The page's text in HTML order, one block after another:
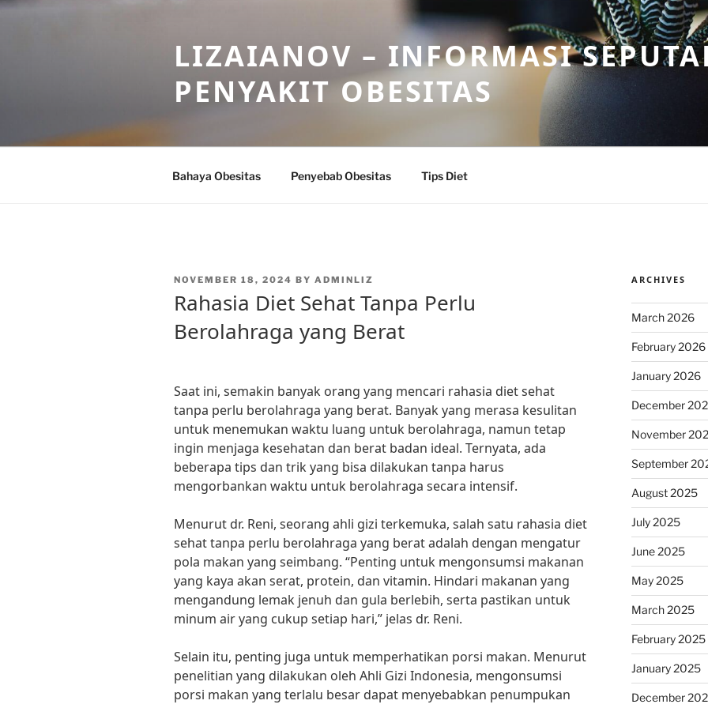
Skip
LIZAIANOV – INFORMASI
PENYAKIT OBESITAS
Bahaya Obesitas Penyebab Obesitas Tips Diet
POSTED
NOVEMBER 18, 2024 BY ADMINLIZ
Rahasia Diet Sehat Tanpa Perlu
Berolahraga yang Berat
Saat ini, semakin banyak orang yang mencari rahasia diet sehat
tanpa perlu berolahraga yang berat. Banyak yang merasa kesulitan
untuk menemukan waktu luang untuk berolahraga, namun tetap
ingin menjaga kesehatan dan berat badan ideal. Ternyata, ada
beberapa tips dan trik yang bisa dilakukan tanpa harus
mengorbankan waktu untuk berolahraga secara intensif.
Menurut dr. Reni, seorang ahli gizi terkemuka, salah satu rahasia diet
sehat tanpa perlu berolahraga yang berat adalah dengan mengatur
pola makan yang seimbang. “Penting untuk mengonsumsi makanan
yang kaya akan serat, protein, dan vitamin. Hindari makanan yang
mengandung lemak jenuh dan gula berlebih, serta pastikan untuk
minum air yang cukup setiap hari,” jelas dr. Reni.
Selain itu, penting juga untuk memperhatikan porsi makan. Menurut
penelitian yang dilakukan oleh Ahli Gizi Indonesia, mengonsumsi
porsi makan yang terlalu besar dapat menyebabkan penumpukan
ARCHIVES
March 2026
February 2026
January 2026
December
November
September
August 2025
July 2025
June 2025
May 2025
March 2025
February 2025
January 2025
December